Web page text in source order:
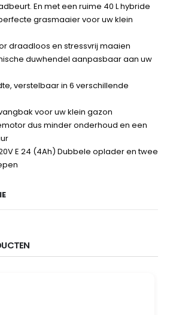
En met een ruime 40 L hybride
grasmaaier voor uw klein
draadloos en stressvrij maaien
duwhendel aanpasbaar aan uw
verstelbaar in 6 verschillende
voor uw klein gazon
dus minder onderhoud en een
E 24 (4Ah) Dubbele oplader en twee